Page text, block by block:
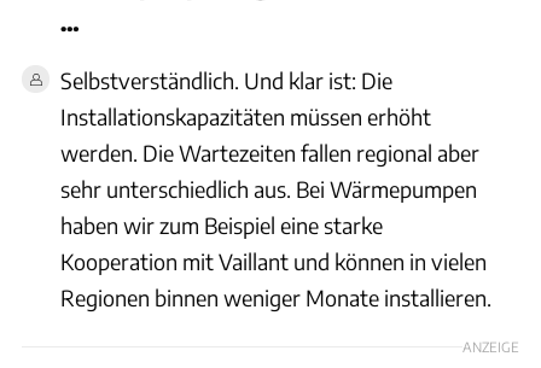
…
Selbstverständlich. Und klar ist: Die
Installationskapazitäten müssen erhöht
werden. Die Wartezeiten fallen regional aber
sehr unterschiedlich aus. Bei Wärmepumpen
haben wir zum Beispiel eine starke
Kooperation mit Vaillant und können in vielen
Regionen binnen weniger Monate installieren.
ANZEIGE